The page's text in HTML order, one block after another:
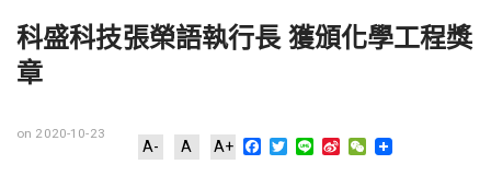
科盛科技張榮語執行長 獲頒化學工程獎
章
on 2020-10-23
A- A A+ Facebook
Twitter
Line Sina WeChat